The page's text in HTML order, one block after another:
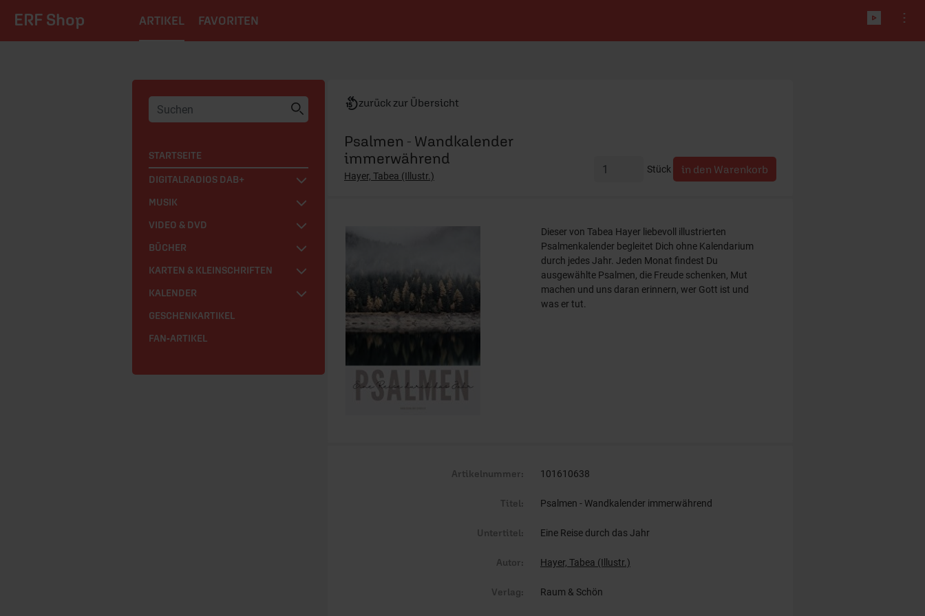
ERF Shop ARTIKEL FAVORITEN
STARTSEITE
DIGITALRADIOS DAB+
MUSIK
VIDEO & DVD
BÜCHER
KARTEN & KLEINSCHRIFTEN
KALENDER
GESCHENKARTIKEL
FAN-ARTIKEL
zurück zur Übersicht
Stück
Psalmen - Wandkalender
immerwährend
Hayer, Tabea (Illustr.)
Dieser von Tabea Hayer liebevoll illustrierten
Psalmenkalender begleitet Dich ohne Kalendarium
durch jedes Jahr. Jeden Monat findest Du
ausgewählte Psalmen, die Freude schenken, Mut
machen und uns daran erinnern, wer Gott ist und
was er tut.
Artikelnummer: 101610638
Titel: Psalmen - Wandkalender immerwährend
Untertitel: Eine Reise durch das Jahr
Autor: Hayer, Tabea (Illustr.)
Verlag: Raum & Schön